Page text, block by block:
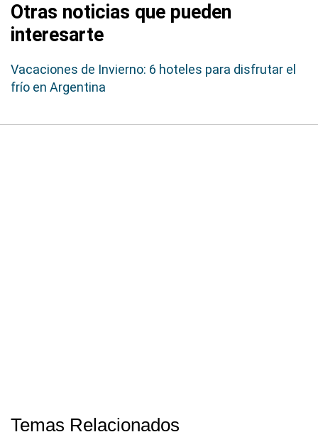
Otras noticias que pueden
interesarte
Vacaciones de Invierno: 6 hoteles para disfrutar el
frío en Argentina
Temas Relacionados